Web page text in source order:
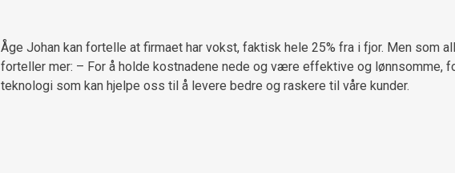
Åge Johan kan fortelle at firmaet har vokst, faktisk hele 25% fra i fjor. Men som
forteller mer: – For å holde kostnadene nede og være effektive og lønnsomme,
teknologi som kan hjelpe oss til å levere bedre og raskere til våre kunder.